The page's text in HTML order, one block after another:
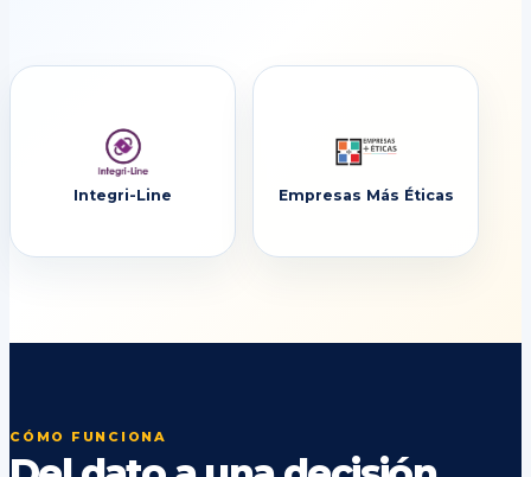
Integri-Line Empresas Más Éticas
CÓMO FUNCIONA